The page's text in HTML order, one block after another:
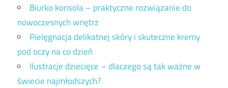
Biurko konsola – praktyczne rozwiązanie do
nowoczesnych wnętrz
Pielęgnacja delikatnej skóry i skuteczne kremy
pod oczy na co dzień
Ilustracje dziecięce – dlaczego są tak ważne w
świecie najmłodszych?